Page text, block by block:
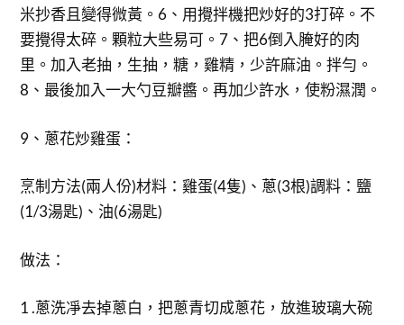
米抄香且變得微黃。6、用攪拌機把炒好的3打碎。不
要攪得太碎。顆粒大些易可。7、把6倒入腌好的肉
里。加入老抽，生抽，糖，雞精，少許麻油。拌勻。
8、最後加入一大勺豆瓣醬。再加少許水，使粉濕潤。
9、蔥花炒雞蛋：
烹制方法(兩人份)材料：雞蛋(4隻)、蔥(3根)調料：鹽
(1/3湯匙)、油(6湯匙)
做法：
1 .蔥洗凈去掉蔥白，把蔥青切成蔥花，放進玻璃大碗